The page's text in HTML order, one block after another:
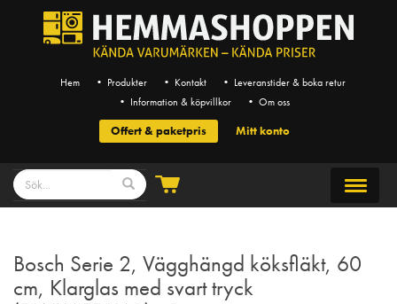
Hem • Produkter • Kontakt
• Leveranstider & boka retur
• Information & köpvillkor
• Om oss
Offert & paketpris Mitt konto
Bosch Serie 2, Vägghängd köksfläkt, 60
cm, Klarglas med svart tryck